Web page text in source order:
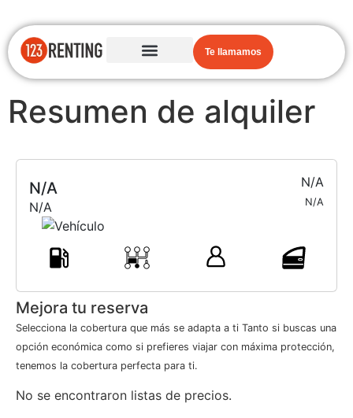
Te llamamos
Resumen de alquiler
N/A
N/A
N/A
N/A
Mejora tu reserva
Selecciona la cobertura que más se adapta a ti Tanto si buscas una
opción económica como si prefieres viajar con máxima protección,
tenemos la cobertura perfecta para ti.
No se encontraron listas de precios.